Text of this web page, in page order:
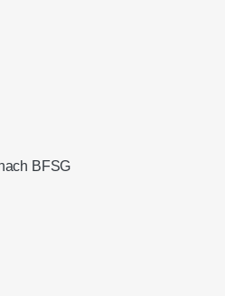
BFSG
Kundenbewertungen und Erfahrungen zu